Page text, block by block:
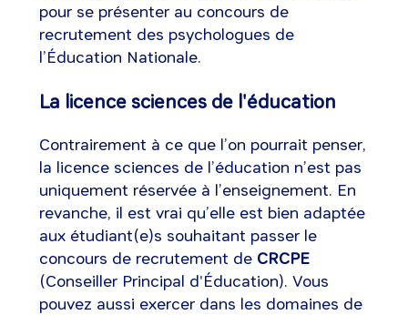
pour se présenter au concours de
recrutement des psychologues de
l’Éducation Nationale.
La licence sciences de l'éducation
Contrairement à ce que l’on pourrait penser,
la licence sciences de l’éducation n’est pas
uniquement réservée à l’enseignement. En
revanche, il est vrai qu’elle est bien adaptée
aux étudiant(e)s souhaitant passer le
concours de recrutement de CRCPE
(Conseiller Principal d'Éducation). Vous
pouvez aussi exercer dans les domaines de